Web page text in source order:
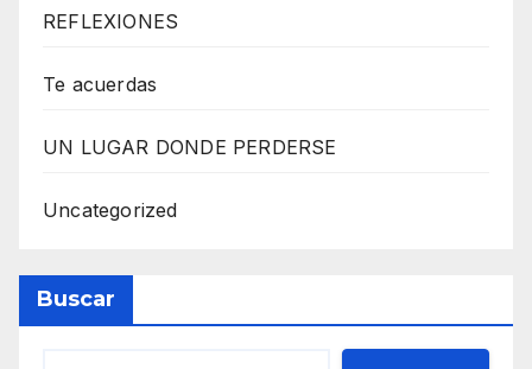
REFLEXIONES
Te acuerdas
UN LUGAR DONDE PERDERSE
Uncategorized
Buscar